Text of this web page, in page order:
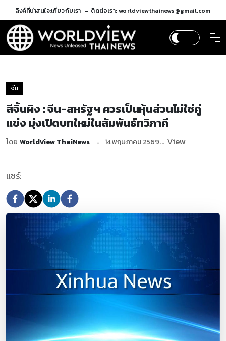
ลิงค์ที่น่าสนใจ:เกี่ยวกับเรา ติดต่อเรา: worldviewthainews@gmail.com
จีน
สีจิ้นผิง : จีน-สหรัฐฯ ควรเป็นหุ้นส่วนไม่ใช่คู่
แข่ง มุ่งเปิดบทใหม่ในสัมพันธ์ทวิภาคี
โดย WorldView ThaiNews 14 พฤษภาคม 2569... View
แชร์: